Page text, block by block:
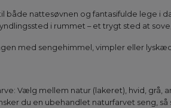
både nattesøvnen og fantasifulde lege i
i rummet – et trygt sted at
med sengehimmel, vimpler eller
Vælg mellem natur (lakeret), hvid, grå,
du en ubehandlet naturfarvet seng,